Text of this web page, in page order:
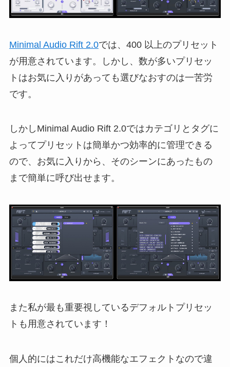
Minimal Audio Rift 2.0では、400 以上のプリセット
が用意されています。しかし、数が多いプリセッ
トはお気に入りがあっても選びなおすのは一苦労
です。
しかしMinimal Audio Rift 2.0ではカテゴリとタグに
よってプリセットは簡単かつ効率的に管理できる
ので、お気に入りから、そのシーンにあったもの
まで簡単に呼び出せます。
また私が最も重要視しているデフォルトプリセッ
トも用意されています！
個人的にはこれだけ高機能なエフェクトなので違